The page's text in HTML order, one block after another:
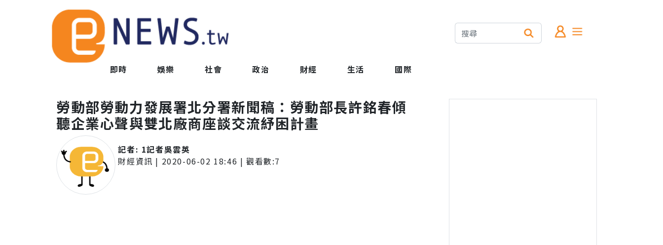
即時 娛樂 社會 政治 財經 生活 國際
勞動部勞動力發展署北分署新聞稿：勞動部長許銘春傾
聽企業心聲與雙北廠商座談交流紓困計畫
記者: 1記者吳雲英
財經資訊 | 2020-06-02 18:46 | 觀看數:7